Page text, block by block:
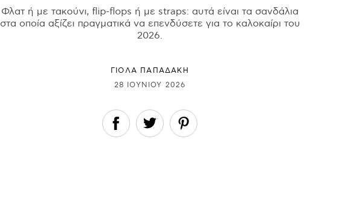
Φλατ ή με τακούνι, flip-flops ή με straps: αυτά είναι τα σανδάλια
στα οποία αξίζει πραγματικά να επενδύσετε για το καλοκαίρι του
2026.
ΓΙΌΛΑ ΠΑΠΑΔΆΚΗ
28 ΙΟΥΝΊΟΥ 2026